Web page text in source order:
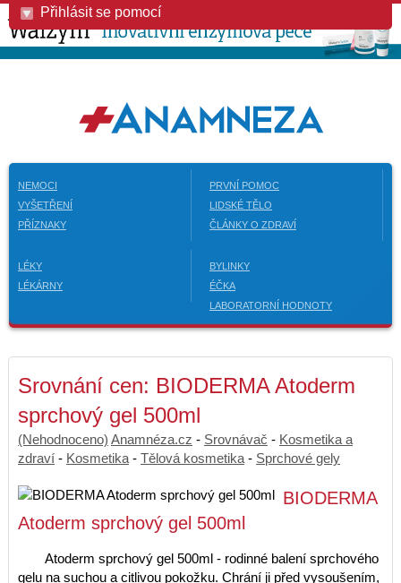
Přihlásit se pomocí
NEMOCI
VYŠETŘENÍ
PŘÍZNAKY
PRVNÍ POMOC
LIDSKÉ TĚLO
ČLÁNKY O ZDRAVÍ
LÉKY
LÉKÁRNY
BYLINKY
ÉČKA
LABORATORNÍ HODNOTY
Srovnání cen: BIODERMA Atoderm
sprchový gel 500ml
(Nehodnoceno) Anamnéza.cz - Srovnávač - Kosmetika a
zdraví - Kosmetika - Tělová kosmetika - Sprchové gely
BIODERMA
Atoderm sprchový gel 500ml
Atoderm sprchový gel 500ml - rodinné balení sprchového
gelu na suchou a citlivou pokožku. Chrání ji před vysoušením,